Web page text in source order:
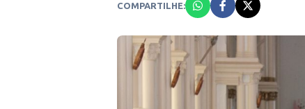
COMPARTILHE: